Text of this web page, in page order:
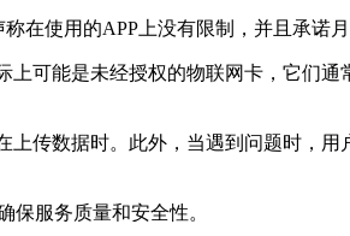
在使用的APP上没有限制，并且承诺月
可能是未经授权的物联网卡，它们
传数据时。此外，当遇到问题时，
服务质量和安全性。